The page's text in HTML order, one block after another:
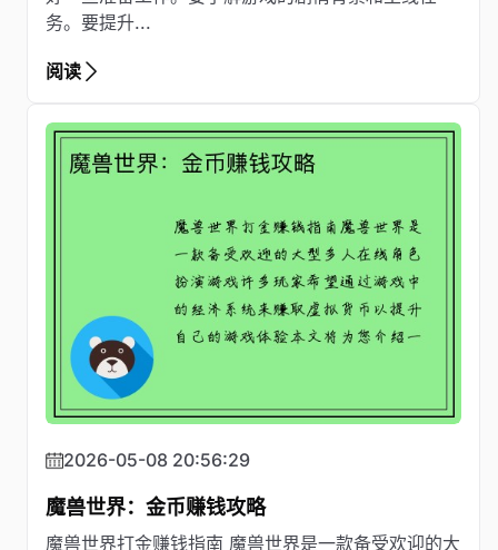
务。要提升...
阅读
2026-05-08 20:56:29
魔兽世界：金币赚钱攻略
魔兽世界打金赚钱指南 魔兽世界是一款备受欢迎的大